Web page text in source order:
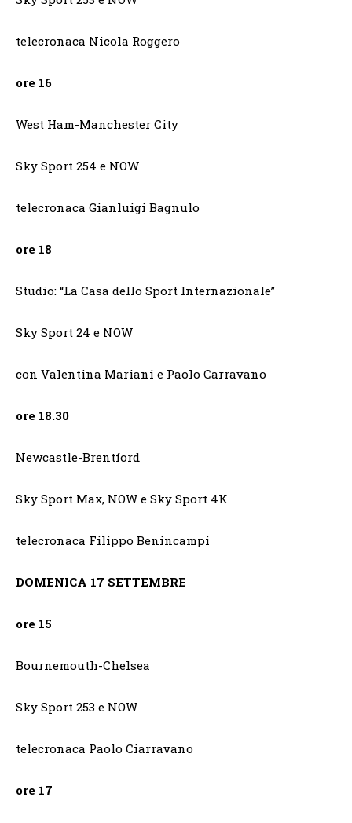
telecronaca Nicola Roggero
ore 16
West Ham-Manchester City
Sky Sport 254 e NOW
telecronaca Gianluigi Bagnulo
ore 18
Studio: “La Casa dello Sport Internazionale”
Sky Sport 24 e NOW
con Valentina Mariani e Paolo Carravano
ore 18.30
Newcastle-Brentford
Sky Sport Max, NOW e Sky Sport 4K
telecronaca Filippo Benincampi
DOMENICA 17 SETTEMBRE
ore 15
Bournemouth-Chelsea
Sky Sport 253 e NOW
telecronaca Paolo Ciarravano
ore 17